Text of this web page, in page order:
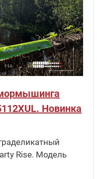
Новинка
Rise. Модель